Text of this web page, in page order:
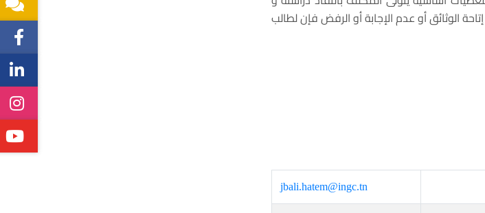
الوثائق أو عدم الإجابة أو الرفض فإن لطالب
jbali.hatem@ingc.tn